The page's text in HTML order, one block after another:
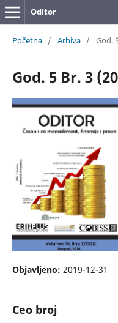
Oditor
Početna / Arhiva / God.
God. 5 Br. 3
Objavljeno: 2019-12-31
Ceo broj